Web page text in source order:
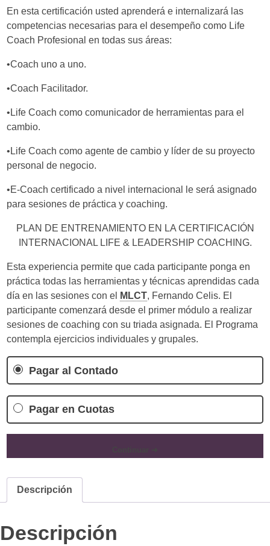
En esta certificación usted aprenderá e internalizará las
competencias necesarias para el desempeño como Life
Coach Profesional en todas sus áreas:
•Coach uno a uno.
•Coach Facilitador.
•Life Coach como comunicador de herramientas para el
cambio.
•Life Coach como agente de cambio y líder de su proyecto
personal de negocio.
•E-Coach certificado a nivel internacional le será asignado
para sesiones de práctica y coaching.
PLAN DE ENTRENAMIENTO EN LA CERTIFICACIÓN
INTERNACIONAL LIFE & LEADERSHIP COACHING.
Esta experiencia permite que cada participante ponga en
práctica todas las herramientas y técnicas aprendidas cada
día en las sesiones con el
MLCT, Fernando Celis. El
participante comenzará desde el primer módulo a realizar
sesiones de coaching con su triada asignada. El Programa
contempla ejercicios individuales y grupales.
Pagar al Contado
Pagar en Cuotas
Descripción
Descripción